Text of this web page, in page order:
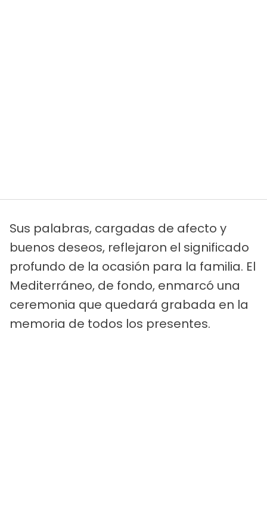
Sus palabras, cargadas de afecto y
buenos deseos, reflejaron el significado
profundo de la ocasión para la familia. El
Mediterráneo, de fondo, enmarcó una
ceremonia que quedará grabada en la
memoria de todos los presentes.